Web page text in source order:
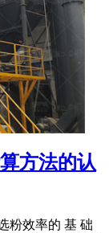
方法的认
粉效率的 基 础